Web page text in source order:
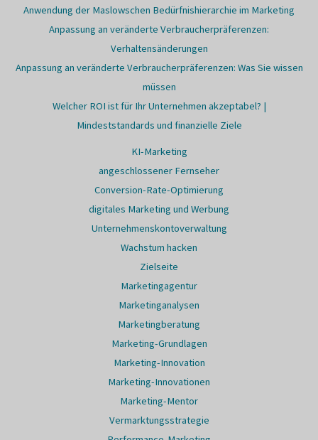
Anwendung der Maslowschen Bedürfnishierarchie im Marketing
Anpassung an veränderte Verbraucherpräferenzen:
Verhaltensänderungen
Anpassung an veränderte Verbraucherpräferenzen: Was Sie wissen
müssen
Welcher ROI ist für Ihr Unternehmen akzeptabel? |
Mindeststandards und finanzielle Ziele
KI-Marketing
angeschlossener Fernseher
Conversion-Rate-Optimierung
digitales Marketing und Werbung
Unternehmenskontoverwaltung
Wachstum hacken
Zielseite
Marketingagentur
Marketinganalysen
Marketingberatung
Marketing-Grundlagen
Marketing-Innovation
Marketing-Innovationen
Marketing-Mentor
Vermarktungsstrategie